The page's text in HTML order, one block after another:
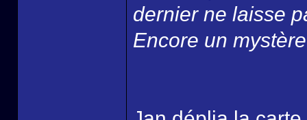
dernier ne laisse
Encore un